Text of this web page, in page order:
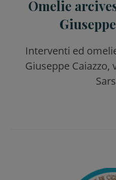
Omelie
Interventi ed
Giuseppe Caiazzo,